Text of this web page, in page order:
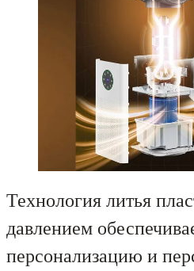
Технология литья
давлением
персонализацию и